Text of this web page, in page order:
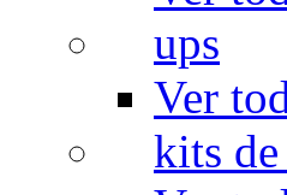
ups
Ver
kits de